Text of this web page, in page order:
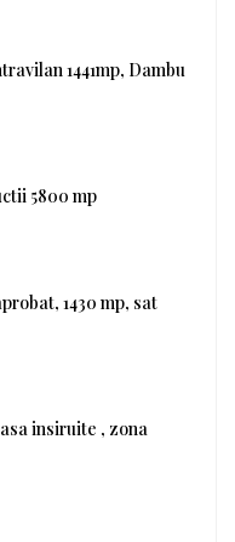
1441mp, Dambu
5800 mp
1430 mp, sat
insiruite , zona